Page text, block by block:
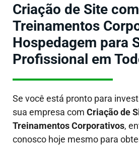
Criação de Site
Treinamentos
Hospedagem para
Profissional em
Se você está pronto para
sua empresa com Criação de
Treinamentos Corporativos,
conosco hoje mesmo para